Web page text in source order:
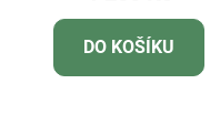
je
5,0
z
DO KOŠÍKU